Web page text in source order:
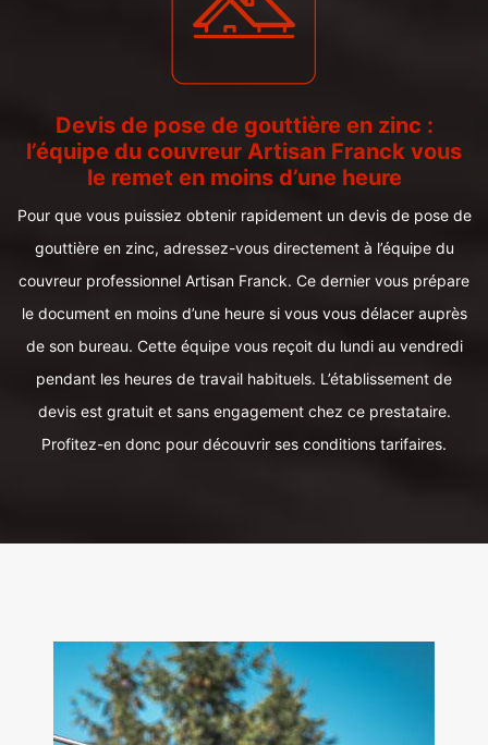
Devis de pose de gouttière en zinc :
l’équipe du couvreur Artisan Franck vous
le remet en moins d’une heure
Pour que vous puissiez obtenir rapidement un devis de pose de
gouttière en zinc, adressez-vous directement à l’équipe du
couvreur professionnel Artisan Franck. Ce dernier vous prépare
le document en moins d’une heure si vous vous délacer auprès
de son bureau. Cette équipe vous reçoit du lundi au vendredi
pendant les heures de travail habituels. L’établissement de
devis est gratuit et sans engagement chez ce prestataire.
Profitez-en donc pour découvrir ses conditions tarifaires.